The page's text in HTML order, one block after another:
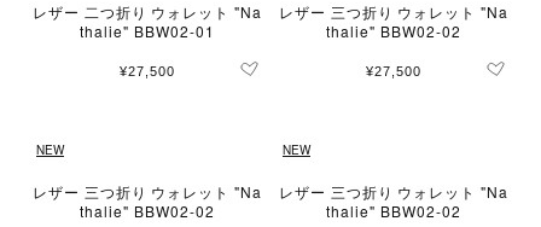
レザー 二つ折り ウォレット "Na
thalie" BBW02-01
¥27,500
レザー 三つ折り ウォレット "Na
thalie" BBW02-02
¥27,500
NEW
レザー 三つ折り ウォレット "Na
thalie" BBW02-02
NEW
レザー 三つ折り ウォレット "Na
thalie" BBW02-02